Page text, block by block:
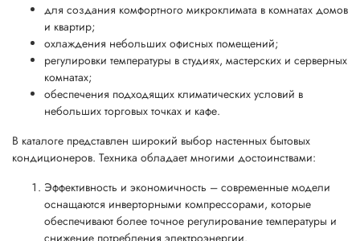
для создания комфортного микроклимата в комнатах домов
и квартир;
охлаждения небольших офисных помещений;
регулировки температуры в студиях, мастерских и серверных
комнатах;
обеспечения подходящих климатических условий в
небольших торговых точках и кафе.
В каталоге представлен широкий выбор настенных бытовых
кондиционеров. Техника обладает многими достоинствами:
Эффективность и экономичность – современные модели
оснащаются инверторными компрессорами, которые
обеспечивают более точное регулирование температуры и
снижение потребления электроэнергии.